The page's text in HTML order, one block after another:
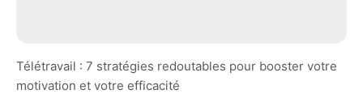
Télétravail : 7 stratégies redoutables pour booster votre
motivation et votre efficacité